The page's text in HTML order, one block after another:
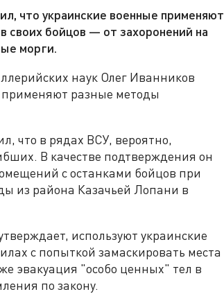
что украинские военные применяют
своих бойцов — от захоронений на
морги.
наук Олег Иванников
применяют разные методы
что в рядах ВСУ, вероятно,
В качестве подтверждения он
с останками бойцов при
из района Казачьей Лопани в
используют украинские
с попыткой замаскировать места
эвакуация "особо ценных" тел в
по закону.